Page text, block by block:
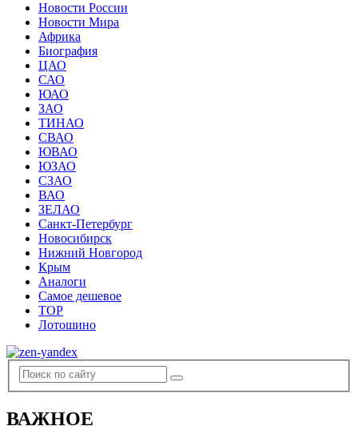
Новости России
Новости Мира
Африка
Биография
ЦАО
САО
ЮАО
ЗАО
ТИНАО
СВАО
ЮВАО
ЮЗАО
СЗАО
ВАО
ЗЕЛАО
Санкт-Петербург
Новосибирск
Нижний Новгород
Крым
Аналоги
Самое дешевое
TOP
Лотошино
ВАЖНОЕ